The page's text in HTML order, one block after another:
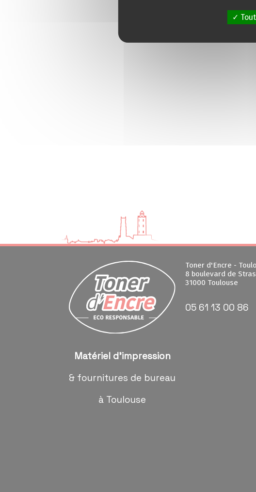
Matériel d'impression
& fournitures de bureau
à Toulouse
Toner d'Encre -
8 boulevard de
31000 Toulouse
05 61 13 00 86